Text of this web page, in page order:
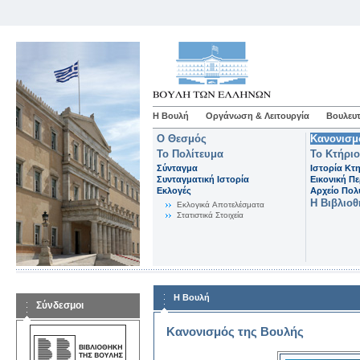
Η Βουλή Οργάνωση & Λειτουργία
Ο Θεσμός
Το Πολίτευμα
Σύνταγμα
Συνταγματική Ιστορία
Εκλογές
Eκλογικά Aποτελέσματα
Στατιστικά Στοιχεία
Το Κτήριο
Ιστορία
Εικονική
Αρχείο
Η
Σύνδεσμοι
Η Βουλή
Κανονισμός της Βουλής